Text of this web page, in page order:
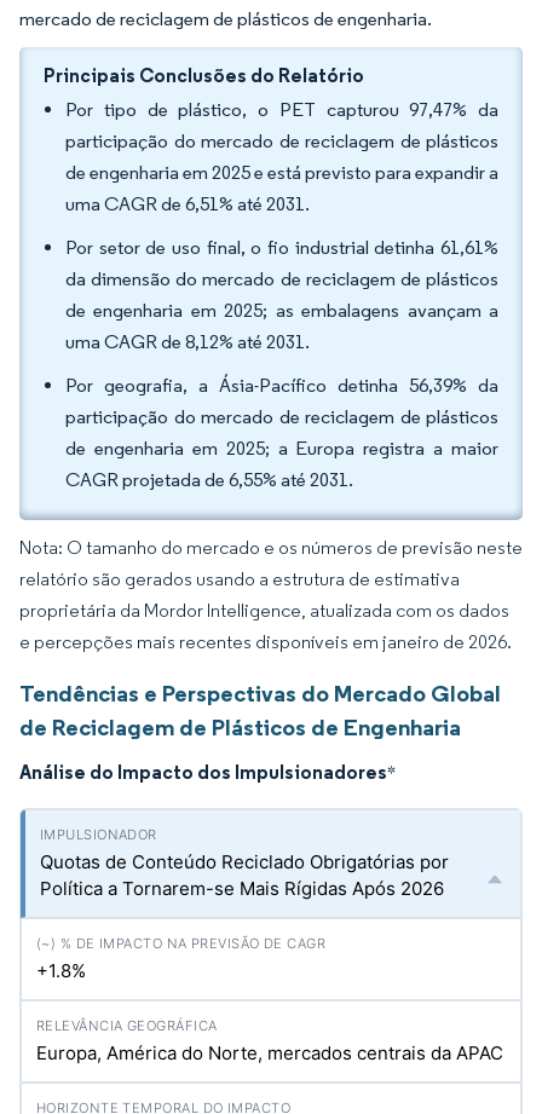
mercado de reciclagem de plásticos de engenharia.
Principais Conclusões do Relatório
Por tipo de plástico, o PET capturou 97,47% da
participação do mercado de reciclagem de plásticos
de engenharia em 2025 e está previsto para expandir a
uma CAGR de 6,51% até 2031.
Por setor de uso final, o fio industrial detinha 61,61%
da dimensão do mercado de reciclagem de plásticos
de engenharia em 2025; as embalagens avançam a
uma CAGR de 8,12% até 2031.
Por geografia, a Ásia-Pacífico detinha 56,39% da
participação do mercado de reciclagem de plásticos
de engenharia em 2025; a Europa registra a maior
CAGR projetada de 6,55% até 2031.
Nota: O tamanho do mercado e os números de previsão neste
relatório são gerados usando a estrutura de estimativa
proprietária da Mordor Intelligence, atualizada com os dados
e percepções mais recentes disponíveis em janeiro de 2026.
Tendências e Perspectivas do Mercado Global
de Reciclagem de Plásticos de Engenharia
Análise do Impacto dos Impulsionadores*
Quotas de Conteúdo Reciclado Obrigatórias por
Política a Tornarem-se Mais Rígidas Após 2026
+1.8%
Europa, América do Norte, mercados centrais da APAC